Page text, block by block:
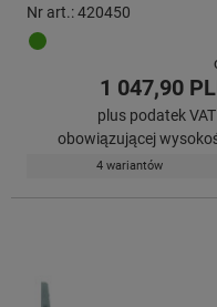
Nr art.: 420450
1 047,90
plus podatek
obowiązującej
4 wariantów